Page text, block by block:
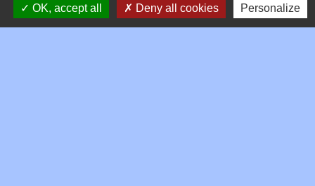
Contacts
OK, accept all
Deny all cookies Personalize